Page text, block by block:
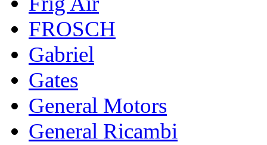
FROSCH
Gabriel
Gates
General Motors
General Ricambi